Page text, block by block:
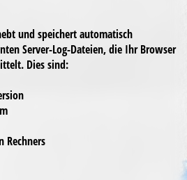
und speichert automatisch
Server-Log-Dateien, die Ihr Browser
Dies sind:
Rechners